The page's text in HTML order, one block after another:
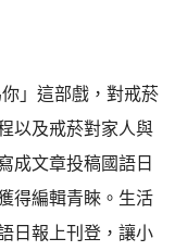
」這部戲，對戒菸
以及戒菸對家人與
成文章投稿國語日
得編輯青睞。生活
日報上刊登，讓小